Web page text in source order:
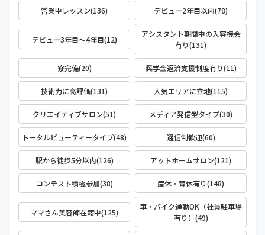
営業中レッスン(136) デビュー2年目以内(78)
デビュー3年目～4年目(12)
アシスタント期間中の入客機会
有り(131)
寮完備(20) 奨学金返済支援制度有り(11)
技術力に高評価(131) 人気エリアに立地(115)
クリエイティブサロン(51) メディア発信型タイプ(30)
トータルビューティータイプ(48) 通信制歓迎(60)
駅から徒歩5分以内(126) アットホームサロン(121)
コンテスト積極参加(38) 産休・育休有り(148)
ママさん美容師在籍中(125)
車・バイク通勤OK（社員駐車場
有り）(49)